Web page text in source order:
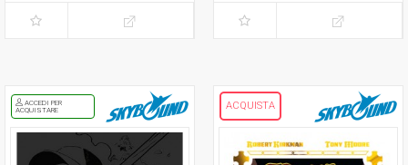
ACCEDI PER
ACQUISTARE
ACQUISTA